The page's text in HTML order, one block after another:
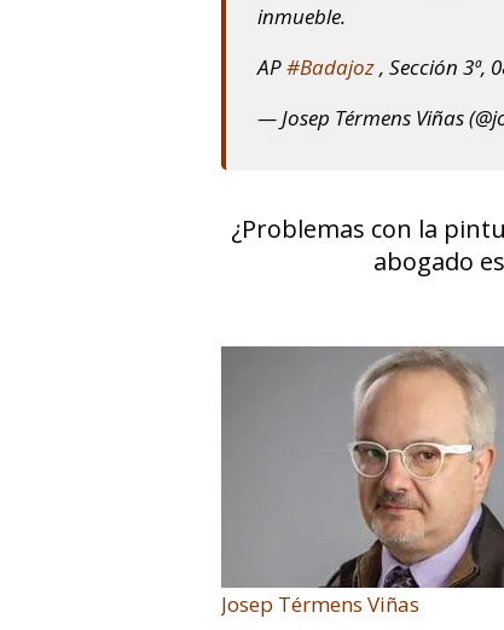
inmueble.
AP#Badajoz, Sección 3ª,
— Josep Térmens Viñas
¿Problemas con la
abogado
Josep Térmens Viñas